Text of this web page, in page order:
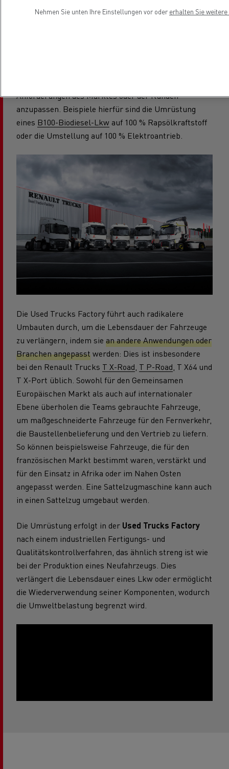
Anforderungen des Marktes oder der Kunden
anzupassen. Beispiele hierfür sind die Umrüstung
eines B100-Biodiesel-Lkw auf 100 % Rapsölkraftstoff
oder die Umstellung auf 100 % Elektroantrieb.
Die Used Trucks Factory führt auch radikalere
Umbauten durch, um die Lebensdauer der Fahrzeuge
zu verlängern, indem sie an andere Anwendungen oder
Branchen angepasstwerden: Dies ist insbesondere
bei den Renault Trucks T X-Road T P-Road , T X64 und
T X-Port üblich. Sowohl für den Gemeinsamen
Europäischen Markt als auch auf internationaler
Ebene überholen die Teams gebrauchte Fahrzeuge,
um maßgeschneiderte Fahrzeuge für den Fernverkehr,
die Baustellenbelieferung und den Vertrieb zu liefern.
So können beispielsweise Fahrzeuge, die für den
französischen Markt bestimmt waren, verstärkt und
für den Einsatz in Afrika oder im Nahen Osten
angepasst werden. Eine Sattelzugmaschine kann auch
in einen Sattelzug umgebaut werden.
Die Umrüstung erfolgt in der Used Trucks Factory
nach einem industriellen Fertigungs- und
Qualitätskontrollverfahren, das ähnlich streng ist wie
bei der Produktion eines Neufahrzeugs. Dies
verlängert die Lebensdauer eines Lkw oder ermöglicht
die Wiederverwendung seiner Komponenten, wodurch
die Umweltbelastung begrenzt wird.
Nehmen Sie unten Ihre Einstellungen vor oder erhalten Sie